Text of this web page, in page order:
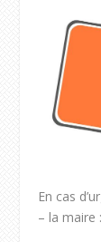
En cas
– la maire